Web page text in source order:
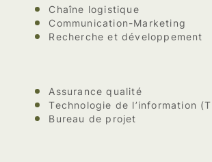
Chaîne logistique
Communication-Marketing
Recherche et développement
Assurance qualité
Technologie de l’information
Bureau de projet